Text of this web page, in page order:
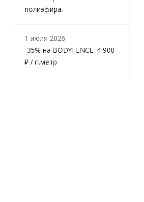
полиэфира.
1 июля 2026
-35% на BODYFENCE: 4 900
₽ / п.метр